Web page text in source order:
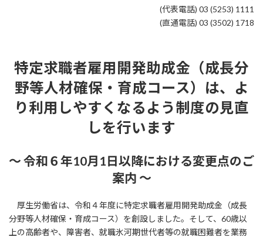
(代表電話) 03 (5253) 1111
(直通電話) 03 (3502) 1718
特定求職者雇用開発助成金（成長分
野等人材確保・育成コース）は、よ
り利用しやすくなるよう制度の見直
しを行います
～ 令和６年10月1日以降における変更点のご
案内 ～
厚生労働省は、令和４年度に特定求職者雇用開発助成金（成長
分野等人材確保・育成コース）を創設しました。そして、60歳以
上の高齢者や、障害者、就職氷河期世代者等の就職困難者を業務